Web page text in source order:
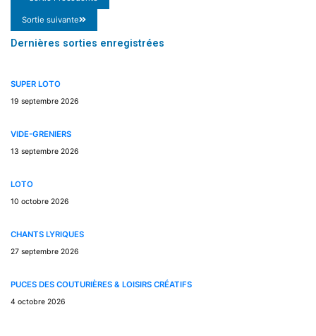
Sortie suivante
Dernières sorties enregistrées
SUPER LOTO
19 septembre 2026
VIDE-GRENIERS
13 septembre 2026
LOTO
10 octobre 2026
CHANTS LYRIQUES
27 septembre 2026
PUCES DES COUTURIÈRES & LOISIRS CRÉATIFS
4 octobre 2026